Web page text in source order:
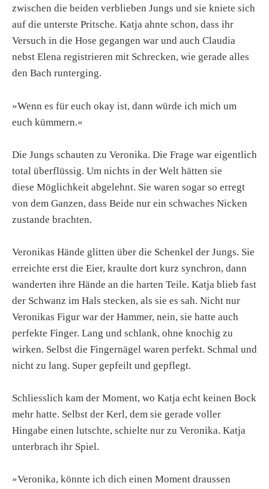
zwischen die beiden verblieben Jungs und sie kniete sich
auf die unterste Pritsche. Katja ahnte schon, dass ihr
Versuch in die Hose gegangen war und auch Claudia
nebst Elena registrieren mit Schrecken, wie gerade alles
den Bach runterging.
»Wenn es für euch okay ist, dann würde ich mich um
euch kümmern.«
Die Jungs schauten zu Veronika. Die Frage war eigentlich
total überflüssig. Um nichts in der Welt hätten sie
diese Möglichkeit abgelehnt. Sie waren sogar so erregt
von dem Ganzen, dass Beide nur ein schwaches Nicken
zustande brachten.
Veronikas Hände glitten über die Schenkel der Jungs. Sie
erreichte erst die Eier, kraulte dort kurz synchron, dann
wanderten ihre Hände an die harten Teile. Katja blieb fast
der Schwanz im Hals stecken, als sie es sah. Nicht nur
Veronikas Figur war der Hammer, nein, sie hatte auch
perfekte Finger. Lang und schlank, ohne knochig zu
wirken. Selbst die Fingernägel waren perfekt. Schmal und
nicht zu lang. Super gepfeilt und gepflegt.
Schliesslich kam der Moment, wo Katja echt keinen Bock
mehr hatte. Selbst der Kerl, dem sie gerade voller
Hingabe einen lutschte, schielte nur zu Veronika. Katja
unterbrach ihr Spiel.
»Veronika, könnte ich dich einen Moment draussen